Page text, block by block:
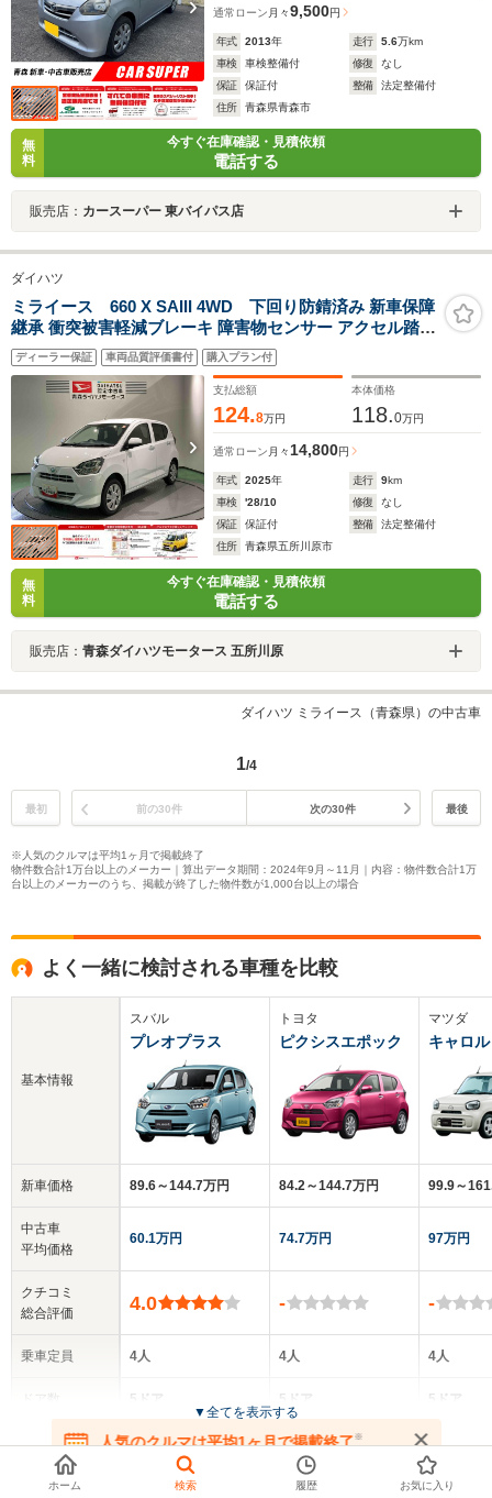
通常ローン 月々9,500円
年式 2013年 走行 5.6万km
車検
車検整備付 修復
なし
保証
保証付 整備
法定整備付
住所
青森県青森市
無
料
今すぐ在庫確認・見積依頼
電話する
販売店： カースーパー 東バイパス店
ダイハツ
ミライース 660 X SAIII 4WD 下回り防錆済み 新車保障
継承 衝突被害軽減ブレーキ 障害物センサー アクセル踏み
間違い防止装置
ディーラー保証 車両品質評価書付 購入プラン付
支払総額
124.8万円
本体価格
118.0万円
通常ローン 月々14,800円
年式 2025年 走行 9km
車検
'28/10 修復
なし
保証
保証付 整備
法定整備付
住所
青森県五所川原市
無
料
今すぐ在庫確認・見積依頼
電話する
販売店： 青森ダイハツモータース 五所川原
ダイハツ ミライース（青森県）の中古車
1/4
最初 前の30件 次の30件 最後
※人気のクルマは平均1ヶ月で掲載終了
物件数合計1万台以上のメーカー｜算出データ期間：2024年9月～11月｜内容：物件数合計1万
台以上のメーカーのうち、掲載が終了した物件数が1,000台以上の場合
よく一緒に検討される車種を比較
基本情報
新車価格
中古車
平均価格
クチコミ
総合評価
乗車定員
スバル
プレオプラス
89.6～144.7万円
60.1万円
4.0
4人
5ドア
全高
1.5m～1.51m
トヨタ
ピクシスエポック
84.2～144.7万円
74.7万円
-
4人
5ドア
全高
1.5m～1.51m
マツダ
キャロル
99.9～
97万円
-
4人
5ドア
▼全てを表示する
お探しの車種でリースできるクルマ
人気のクルマは平均1ヶ月で掲載終了※
在庫が無くなる前にお問い合わせください
ホーム 検索 履歴 お気に入り